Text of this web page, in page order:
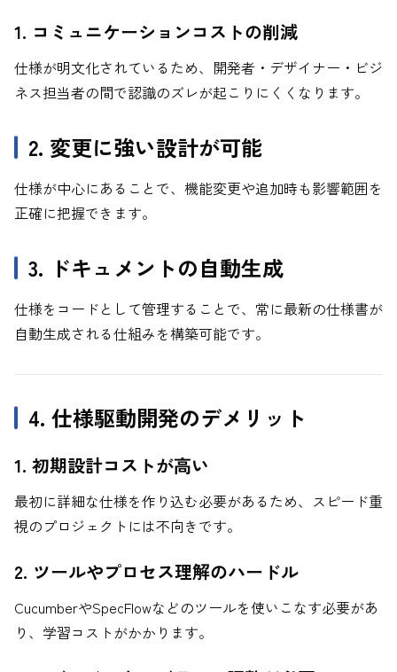
1. コミュニケーションコストの削減
仕様が明文化されているため、開発者・デザイナー・ビジ
ネス担当者の間で認識のズレが起こりにくくなります。
2. 変更に強い設計が可能
仕様が中心にあることで、機能変更や追加時も影響範囲を
正確に把握できます。
3. ドキュメントの自動生成
仕様をコードとして管理することで、常に最新の仕様書が
自動生成される仕組みを構築可能です。
4. 仕様駆動開発のデメリット
1. 初期設計コストが高い
最初に詳細な仕様を作り込む必要があるため、スピード重
視のプロジェクトには不向きです。
2. ツールやプロセス理解のハードル
CucumberやSpecFlowなどのツールを使いこなす必要があ
り、学習コストがかかります。